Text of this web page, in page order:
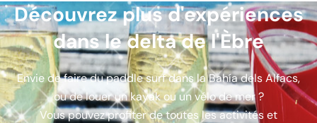
Découvrez plus d'expériences
dans le delta de l'Èbre
Envie de faire du paddle surf dans la Bahía dels Alfacs,
ou de louer un kayak ou un vélo de mer ?
Vous pouvez profiter de toutes les activités et